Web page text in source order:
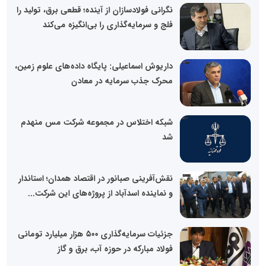
نگرانی فولادسازان از آینده؛ قطعی برق، تولید را
فلج و سرمایه‌گذاری را بی‌انگیزه می‌کند
داریوش اسماعیلی: پایگاه داده‌های علوم زمین،
محرک جذب سرمایه در معادن
شبکه اختلاس در مجموعه شرکت مس منهدم
شد
نقش‌آفرینی صبانور در اقتصاد همدان؛ استاندار
و نماینده اسدآباد از پروژه‌های این شرکت...
جزئیات سرمایه‌گذاری ۵۰۰ هزار میلیارد تومانی
فولاد مبارکه در حوزه آب، برق و گاز